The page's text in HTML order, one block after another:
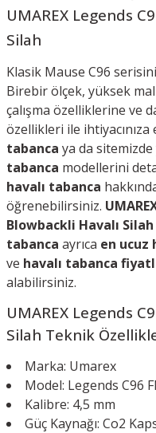
UMAREX Legends
Silah
Klasik Mause C96
Birebir ölçek, yüksek
çalışma özelliklerine ve
özellikleri ile ihtiyacınıza
tabanca ya da s
tabanca modellerini
havalı tabanca
öğrenebilirsiniz.
Blowbackli Havalı Silah
tabanca ayrıca en ucuz
ve havalı tabanca
alabilirsiniz.
UMAREX Legends
Silah Teknik
Marka: Umarex
Model: Legends C96
Kalibre: 4,5 mm
Güç Kaynağı: Co2